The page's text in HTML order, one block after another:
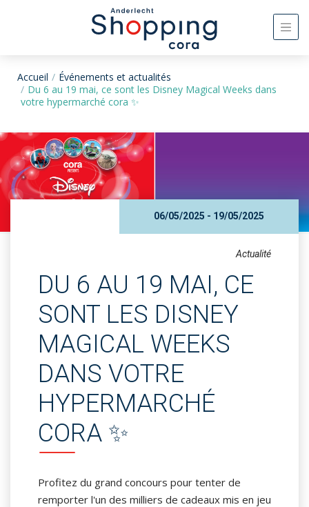
Accueil
Événements et actualités
Du 6 au 19 mai, ce sont les Disney Magical Weeks dans
votre hypermarché cora ✨
06/05/2025 - 19/05/2025
Actualité
DU 6 AU 19 MAI, CE
SONT LES DISNEY
MAGICAL WEEKS
DANS VOTRE
HYPERMARCHÉ
CORA ✨
Profitez du grand concours pour tenter de
remporter l'un des milliers de cadeaux mis en jeu